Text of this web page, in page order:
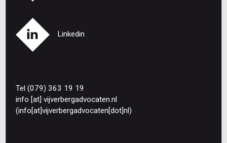
Linkedin
Tel (079) 363 19 19
info [at] vijverbergadvocaten.nl
(info[at]vijverbergadvocaten[dot]nl)